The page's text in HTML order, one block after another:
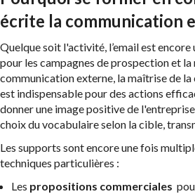
écrite la communication
Quelque soit l'activité, l’email est
pour les campagnes de prospection et
communication externe, la maîtrise de
est indispensable pour des actions
donner une image positive de
choix du vocabulaire selon la cible,
Les supports sont encore une fois
techniques particulières :
Les propositions commerciales